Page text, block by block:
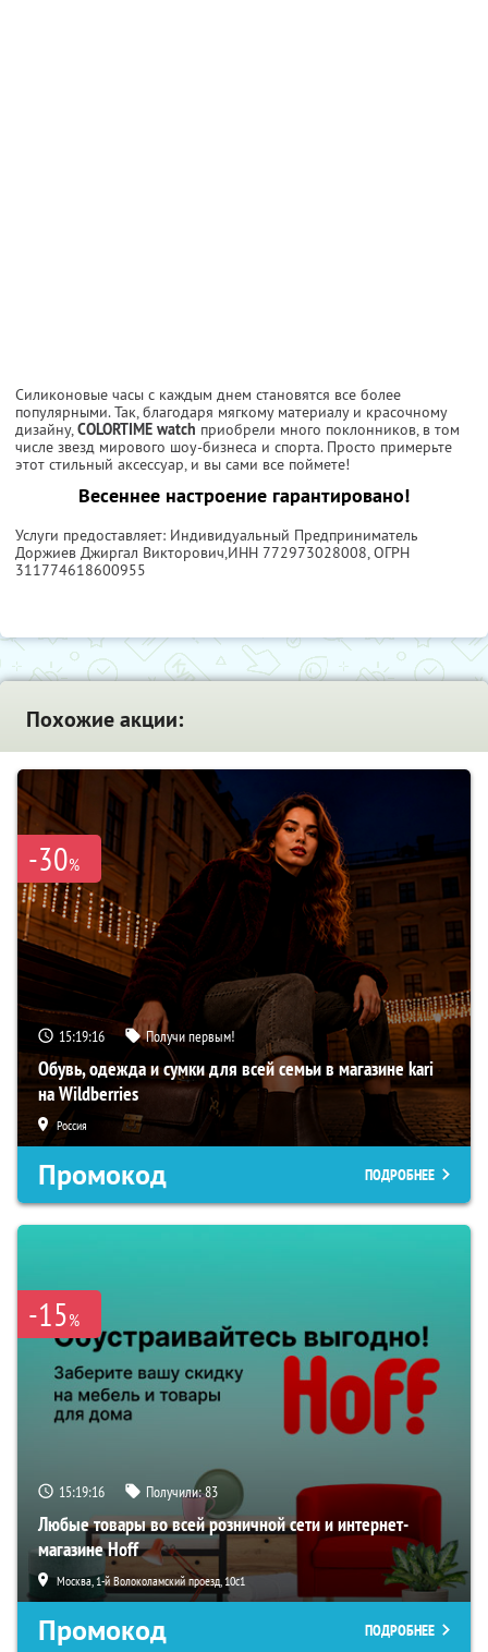
Силиконовые часы с каждым днем становятся все более
популярными. Так, благодаря мягкому материалу и красочному
дизайну,COLORTIME watch приобрели много поклонников, в том
числе звезд мирового шоу-бизнеса и спорта. Просто примерьте
этот стильный аксессуар, и вы сами все поймете!
Весеннее настроение гарантировано!
Услуги предоставляет: Индивидуальный Предприниматель
Доржиев Джиргал Викторович,ИНН 772973028008, ОГРН
311774618600955
Похожие акции:
-30%
15:19:15 Получи первым!
Обувь, одежда и сумки для всей семьи в магазине kari
на Wildberries
Россия
Промокод ПОДРОБНЕЕ
-15%
15:19:15 Получили:83
Любые товары во всей розничной сети и интернет-
магазине Hoff
Москва, 1-й Волоколамский проезд, 10с1
Промокод ПОДРОБНЕЕ